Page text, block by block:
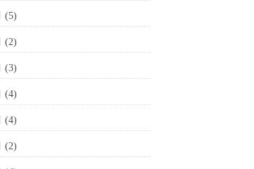
(5)
(2)
(3)
(4)
(4)
(2)